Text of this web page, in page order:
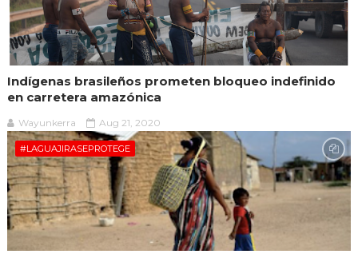
Indígenas brasileños prometen bloqueo indefinido
en carretera amazónica
Wayunkerra Aug 21, 2020
#LAGUAJIRASEPROTEGE